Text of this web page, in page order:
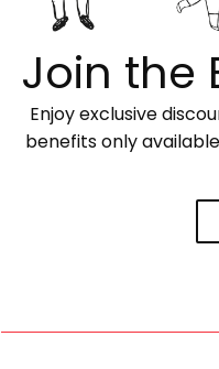
Join the
Enjoy exclusive
benefits only